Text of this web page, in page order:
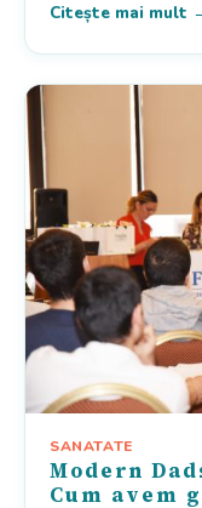
Citește mai mult
SANATATE
Modern
Cum avem